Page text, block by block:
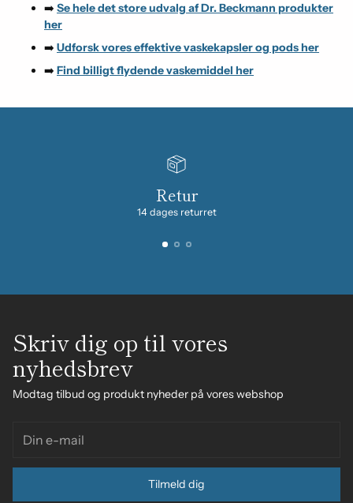
➡️ Se hele det store udvalg af Dr. Beckmann produkter
her
➡️ Udforsk vores effektive vaskekapsler og pods her
➡️ Find billigt flydende vaskemiddel her
Retur
14 dages returret
Skriv dig op til vores
nyhedsbrev
Modtag tilbud og produkt nyheder på vores webshop
Tilmeld dig